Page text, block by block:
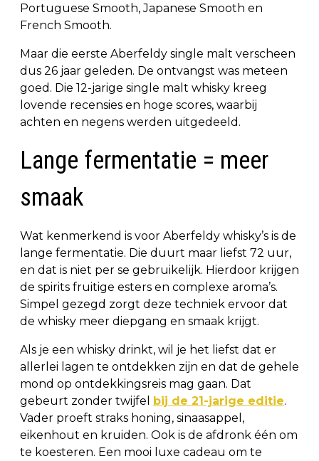
Portuguese Smooth, Japanese Smooth en
French Smooth.
Maar die eerste Aberfeldy single malt verscheen
dus 26 jaar geleden. De ontvangst was meteen
goed. Die 12-jarige single malt whisky kreeg
lovende recensies en hoge scores, waarbij
achten en negens werden uitgedeeld.
Lange fermentatie = meer
smaak
Wat kenmerkend is voor Aberfeldy whisky’s is de
lange fermentatie. Die duurt maar liefst 72 uur,
en dat is niet per se gebruikelijk. Hierdoor krijgen
de spirits fruitige esters en complexe aroma’s.
Simpel gezegd zorgt deze techniek ervoor dat
de whisky meer diepgang en smaak krijgt.
Als je een whisky drinkt, wil je het liefst dat er
allerlei lagen te ontdekken zijn en dat de gehele
mond op ontdekkingsreis mag gaan. Dat
gebeurt zonder twijfel bij de 21-jarige editie.
Vader proeft straks honing, sinaasappel,
eikenhout en kruiden. Ook is de afdronk één om
te koesteren. Een mooi luxe cadeau om te